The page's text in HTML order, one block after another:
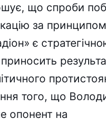
що спроби
за
є
того, що
опонент на